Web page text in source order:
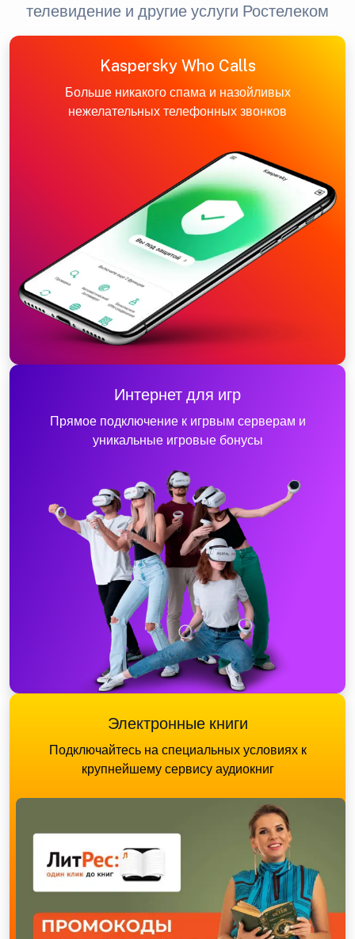
телевидение и другие услуги Ростелеком
Kaspersky Who Calls
Больше никакого спама и назойливых
нежелательных телефонных звонков
Интернет для игр
Прямое подключение к игрвым серверам и
уникальные игровые бонусы
Электронные книги
Подключайтесь на специальных условиях к
крупнейшему сервису аудиокниг